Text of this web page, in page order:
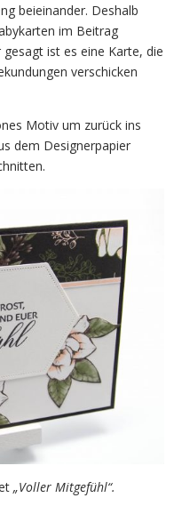
beieinander. Deshalb
im Beitrag
ist es eine Karte, die
verschicken
Motiv um zurück ins
dem Designerpapier
„Voller Mitgefühl“.